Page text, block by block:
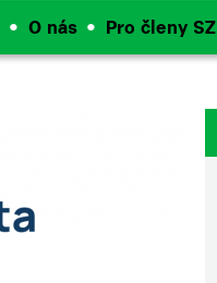
O nás Pro členy SZ